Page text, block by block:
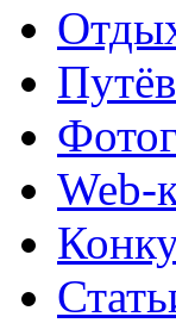
Web-